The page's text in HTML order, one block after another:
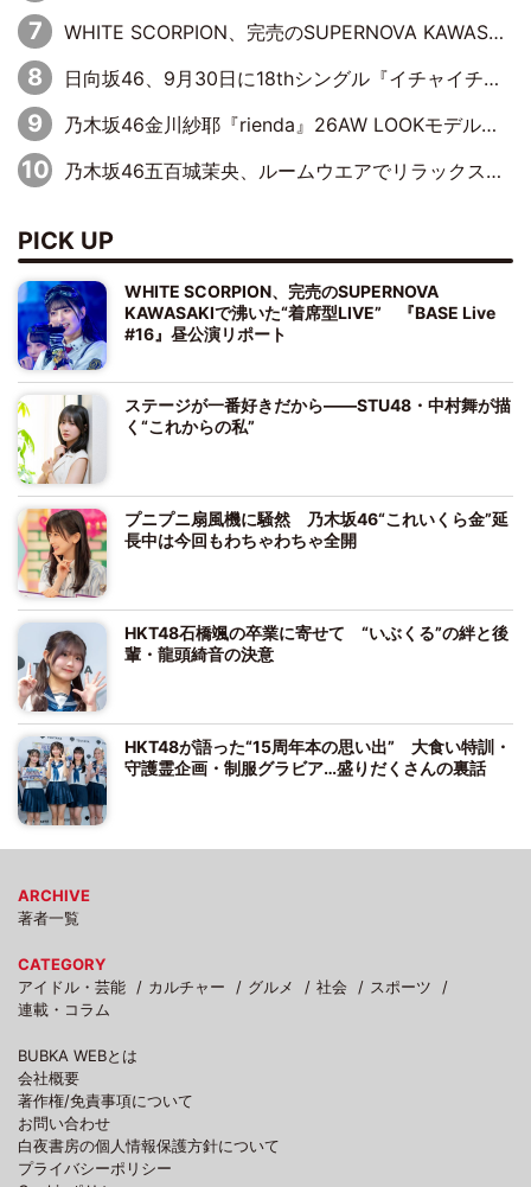
WHITE SCORPION、完売のSUPERNOVA KAWASAKIで沸いた“着席型LIVE” 『BASE Live #16』昼公演リポート
日向坂46、9月30日に18thシングル『イチャイチャ虫』の発売決定！ フォーメーションは『日向坂で会いましょう』にて発表
乃木坂46金川紗耶『rienda』26AW LOOKモデルに就任
乃木坂46五百城茉央、ルームウエアでリラックス「今回のグラビアを見て成長を感じていただけるとうれしい」
PICK UP
WHITE SCORPION、完売のSUPERNOVA
KAWASAKIで沸いた“着席型LIVE” 『BASE Live
#16』昼公演リポート
ステージが一番好きだから――STU48・中村舞が描
く“これからの私”
プニプニ扇風機に騒然 乃木坂46“これいくら金”延
長中は今回もわちゃわちゃ全開
HKT48石橋颯の卒業に寄せて “いぶくる”の絆と後
輩・龍頭綺音の決意
HKT48が語った“15周年本の思い出” 大食い特訓・
守護霊企画・制服グラビア…盛りだくさんの裏話
ARCHIVE
著者一覧
CATEGORY
アイドル・芸能
カルチャー グルメ 社会
スポーツ
連載・コラム
BUBKA WEBとは
会社概要
著作権/免責事項について
お問い合わせ
白夜書房の個人情報保護方針について
プライバシーポリシー